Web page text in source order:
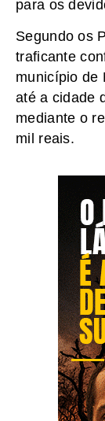
para os
Segundo os
traficante
município de
até a cidade
mediante o
mil reais.